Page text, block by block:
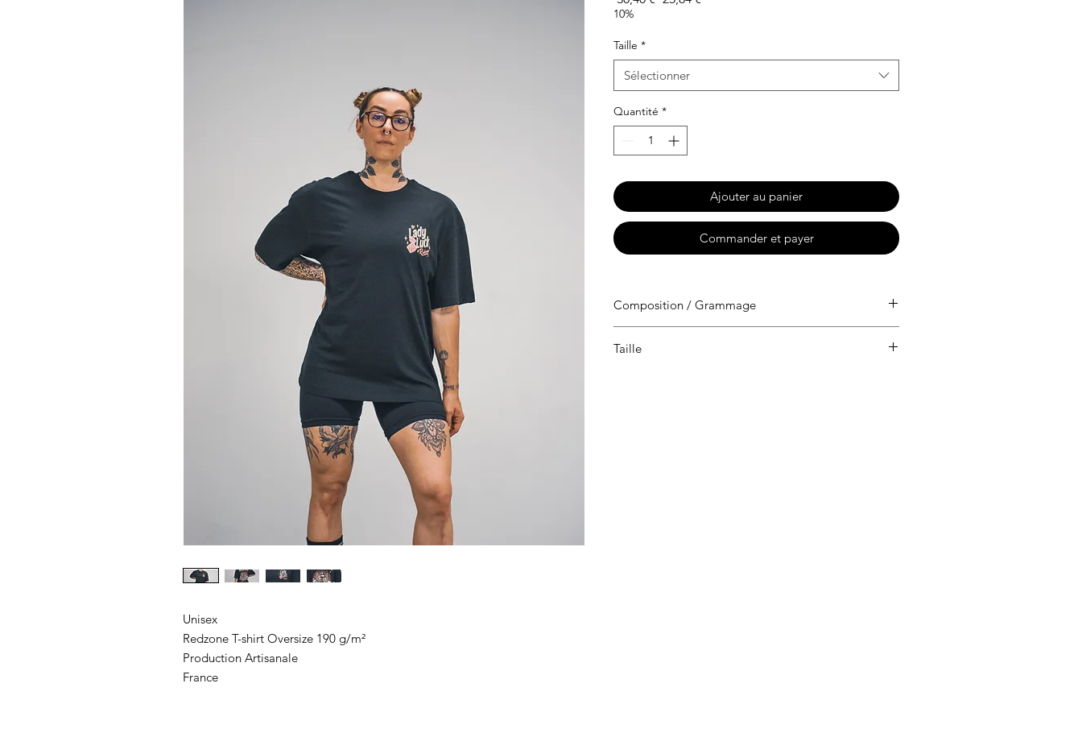
Unisex
Redzone T-shirt Oversize 190 g/m²
Production Artisanale
France
10%
Taille *
Sélectionner
Quantité *
Ajouter au panier
Commander et payer
Composition / Grammage
190g/m²
Taille